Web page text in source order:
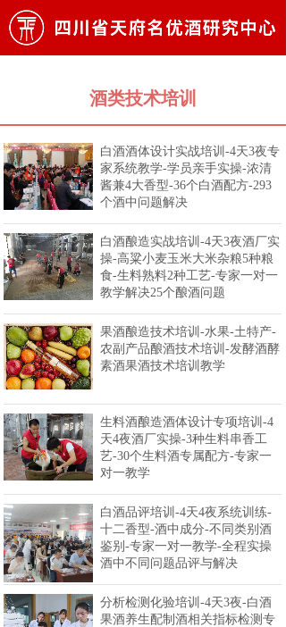
酒类技术培训
白酒酒体设计实战培训-4天3夜专
家系统教学-学员亲手实操-浓清
酱兼4大香型-36个白酒配方-293
个酒中问题解决
白酒酿造实战培训-4天3夜酒厂实
操-高粱小麦玉米大米杂粮5种粮
食-生料熟料2种工艺-专家一对一
教学解决25个酿酒问题
果酒酿造技术培训-水果-土特产-
农副产品酿酒技术培训-发酵酒酵
素酒果酒技术培训教学
生料酒酿造酒体设计专项培训-4
天4夜酒厂实操-3种生料串香工
艺-30个生料酒专属配方-专家一
对一教学
白酒品评培训-4天4夜系统训练-
十二香型-酒中成分-不同类别酒
鉴别-专家一对一教学-全程实操
酒中不同问题品评与解决
分析检测化验培训-4天3夜-白酒
果酒养生配制酒相关指标检测专